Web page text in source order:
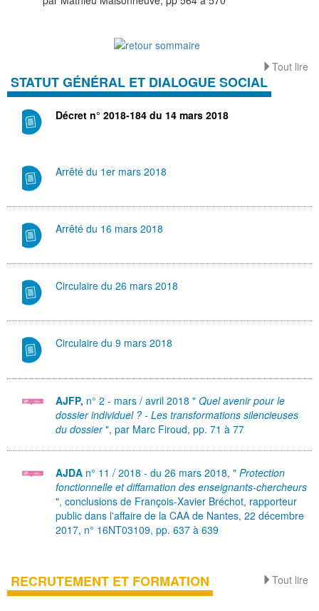
Tout lire
STATUT GÉNÉRAL ET DIALOGUE SOCIAL
Décret n° 2018-184 du 14 mars 2018
Arrêté du 1er mars 2018
Arrêté du 16 mars 2018
Circulaire du 26 mars 2018
Circulaire du 9 mars 2018
AJFP, n° 2 - mars / avril 2018 " Quel avenir pour le
dossier individuel ? - Les transformations silencieuses
du dossier", par Marc Firoud, pp. 71 à 77
AJDAn° 11 / 2018 - du 26 mars 2018, "Protection
fonctionnelle et diffamation des enseignants-chercheurs
", conclusions de François-Xavier Bréchot, rapporteur
public dans l'affaire de la CAA de Nantes, 22 décembre
2017, n° 16NT03109, pp. 637 à 639
Tout lire
RECRUTEMENT ET FORMATION